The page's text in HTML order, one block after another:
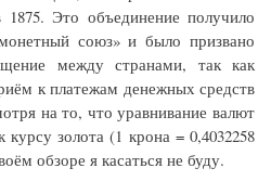
Это объединение получило
союз» и было призвано
между странами, так как
к платежам денежных средств
на то, что уравнивание валют
курсу золота (1 крона = 0,4032258
обзоре я касаться не буду.